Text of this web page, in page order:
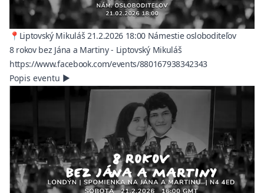
📍Liptovský Mikuláš 21.2.2026 18:00 Námestie osloboditeľov
8 rokov bez Jána a Martiny - Liptovský Mikuláš
https://www.facebook.com/events/880167938342343(opens in a
Popis eventu ▶